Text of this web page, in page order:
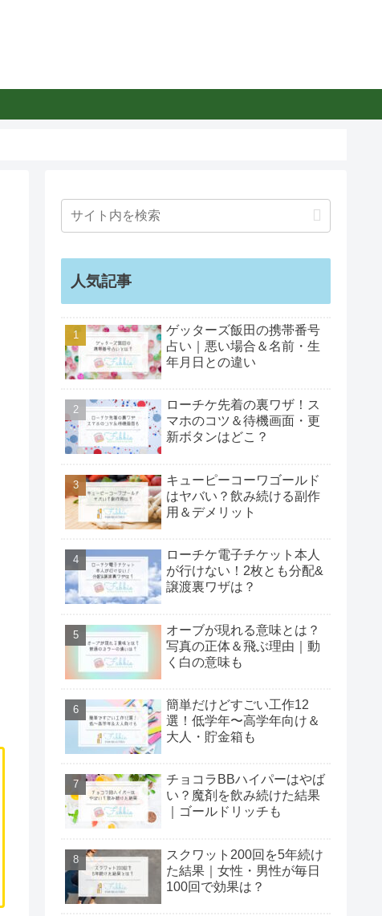
人気記事
ゲッターズ飯田の携帯番号
占い｜悪い場合＆名前・生
年月日との違い
ローチケ先着の裏ワザ！ス
マホのコツ＆待機画面・更
新ボタンはどこ？
キューピーコーワゴールド
はヤバい？飲み続ける副作
用＆デメリット
ローチケ電子チケット本人
が行けない！2枚とも分配&
譲渡裏ワザは？
オーブが現れる意味とは？
写真の正体＆飛ぶ理由｜動
く白の意味も
簡単だけどすごい工作12
選！低学年〜高学年向け＆
大人・貯金箱も
チョコラBBハイパーはやば
い？魔剤を飲み続けた結果
｜ゴールドリッチも
スクワット200回を5年続け
た結果｜女性・男性が毎日
100回で効果は？